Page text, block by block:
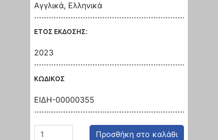
Αγγλικά, Ελληνικά
ΕΤΟΣ ΕΚΔΟΣΗΣ:
2023
ΚΩΔΙΚΟΣ
ΕΙΔΗ-00000355
Προσθήκη στο καλάθι